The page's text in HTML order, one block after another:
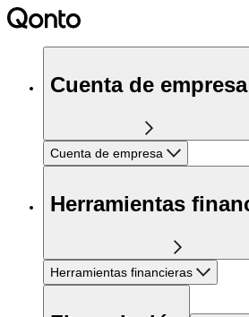
Cuenta de empresa
Cuenta de empresa
Herramientas
Herramientas financieras